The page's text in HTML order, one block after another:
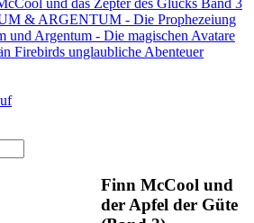
und das Zepter des Glücks Band 3
& ARGENTUM - Die Prophezeiung
und Argentum - Die magischen Avatare
Firebirds unglaubliche Abenteuer
Finn McCool und
der Apfel der Güte